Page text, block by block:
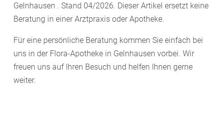
Gelnhausen . Stand 04/2026. Dieser Artikel ersetzt keine
Beratung in einer Arztpraxis oder Apotheke.
Für eine persönliche Beratung kommen Sie einfach bei
uns in der Flora-Apotheke in Gelnhausen vorbei. Wir
freuen uns auf Ihren Besuch und helfen Ihnen gerne
weiter.